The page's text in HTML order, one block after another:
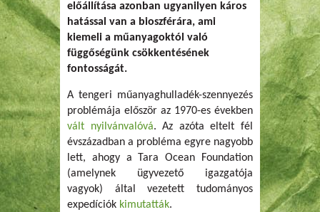
előállítása azonban ugyanilyen káros
hatással van a bioszférára, ami
kiemeli a műanyagoktól való
függőségünk csökkentésének
fontosságát.
A tengeri műanyaghulladék-szennyezés
problémája először az 1970-es években
vált nyilvánvalóvá. Az azóta eltelt fél
évszázadban a probléma egyre nagyobb
lett, ahogy a Tara Ocean Foundation
(amelynek ügyvezető igazgatója
vagyok) által vezetett tudományos
expedíciók kimutatták.